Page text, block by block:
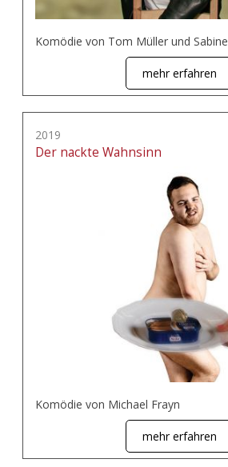
Komödie von Tom Müller und
mehr erfahren
2019
Der nackte Wahnsinn
Komödie von Michael Frayn
mehr erfahren